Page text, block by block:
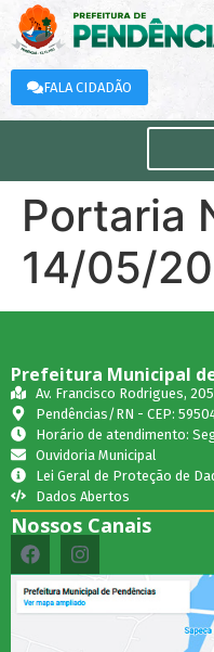
FALA CIDADÃO
Portaria
14/05/
Prefeitura Municipal
Av. Francisco Rodrigues,
Pendências/RN - CEP:
Horário de atendimento:
Ouvidoria Municipal
Lei Geral de Proteção de
Dados Abertos
Nossos Canais